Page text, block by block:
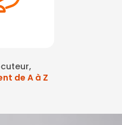
de A à Z